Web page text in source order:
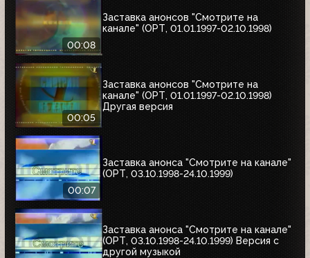
00:08
Заставка анонсов "Смотрите на
канале" (ОРТ, 01.01.1997-02.10.1998)
00:05
Заставка анонсов "Смотрите на
канале" (ОРТ, 01.01.1997-02.10.1998)
Другая версия
00:07
Заставка анонса "Смотрите на канале"
(ОРТ, 03.10.1998-24.10.1999)
Заставка анонса "Смотрите на канале"
(ОРТ, 03.10.1998-24.10.1999) Версия с
другой музыкой